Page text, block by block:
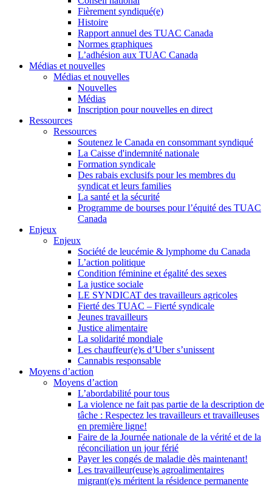
Fièrement syndiqué(e)
Histoire
Rapport annuel des TUAC Canada
Normes graphiques
L’adhésion aux TUAC Canada
Médias et nouvelles
Médias et nouvelles
Nouvelles
Médias
Inscription pour nouvelles en direct
Ressources
Ressources
Soutenez le Canada en consommant syndiqué
La Caisse d'indemnité nationale
Formation syndicale
Des rabais exclusifs pour les membres du
syndicat et leurs families
La santé et la sécurité
Programme de bourses pour l’équité des TUAC
Canada
Enjeux
Enjeux
Société de leucémie & lymphome du Canada
L’action politique
Condition féminine et égalité des sexes
La justice sociale
LE SYNDICAT des travailleurs agricoles
Fierté des TUAC – Fierté syndicale
Jeunes travailleurs
Justice alimentaire
La solidarité mondiale
Les chauffeur(e)s d’Uber s’unissent
Cannabis responsable
Moyens d’action
Moyens d’action
L’abordabilité pour tous
La violence ne fait pas partie de la description de
tâche : Respectez les travailleurs et travailleuses
en première ligne!
Faire de la Journée nationale de la vérité et de la
réconciliation un jour férié
Payer les congés de maladie dès maintenant!
Les travailleur(euse)s agroalimentaires
migrant(e)s méritent la résidence permanente